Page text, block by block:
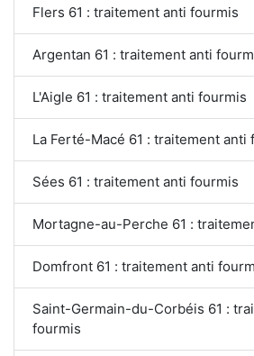
Flers 61 : traitement anti fourmis
Argentan 61 : traitement anti
L'Aigle 61 : traitement anti fourmis
La Ferté-Macé 61 : traitement anti
Sées 61 : traitement anti fourmis
Mortagne-au-Perche 61 :
Domfront 61 : traitement anti
Saint-Germain-du-Corbéis 61 :
fourmis